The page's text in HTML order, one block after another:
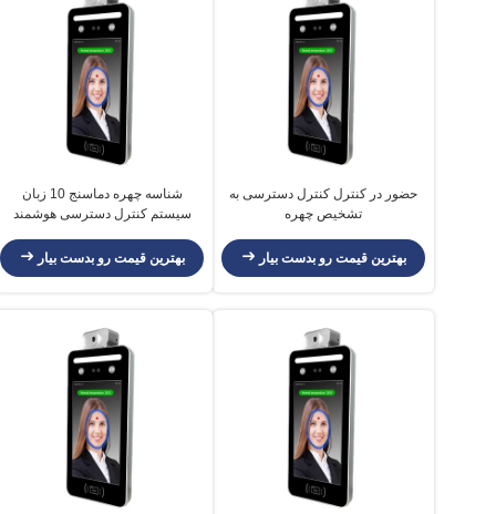
حضور در کنترل کنترل دسترسی به
تشخیص چهره
بهترین قیمت رو بدست بیار
شناسه چهره دماسنج 10 زبان
سیستم کنترل دسترسی هوشمند
بهترین قیمت رو بدست بیار